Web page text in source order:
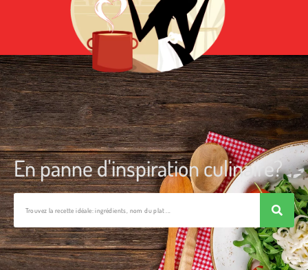
En panne d'inspiration culinaire?